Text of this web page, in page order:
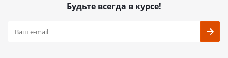
Будьте всегда в курсе!